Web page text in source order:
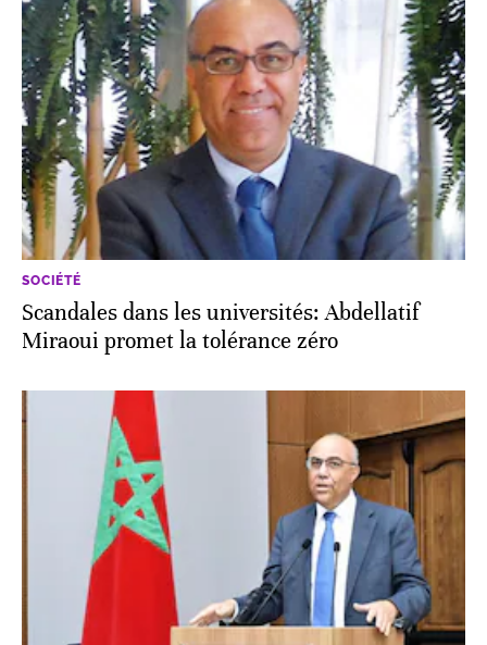
SOCIÉTÉ
Scandales dans les universités: Abdellatif
Miraoui promet la tolérance zéro